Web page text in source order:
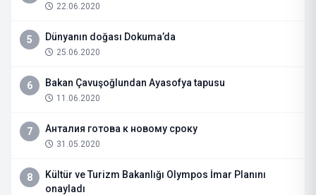
22.06.2020
5 Dünyanın doğası Dokuma’da
25.06.2020
6 Bakan Çavuşoğlundan Ayasofya tapusu
11.06.2020
7 Анталия готова к новому сроку
31.05.2020
8
Kültür ve Turizm Bakanlığı Olympos İmar Planını
onayladı